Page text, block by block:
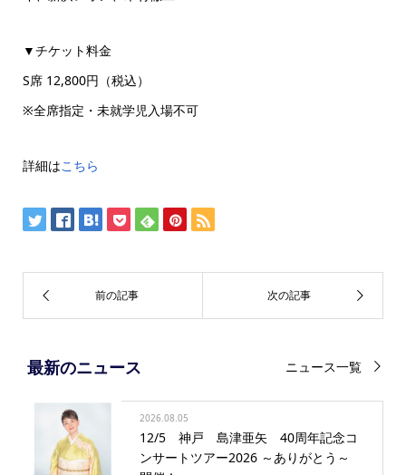
▼チケット料金
S席 12,800円（税込）
※全席指定・未就学児入場不可
詳細はこちら
最新のニュース ニュース一覧
2026.08.05
12/5 神戸 島津亜矢 40周年記念コ
ンサートツアー2026 ～ありがとう～